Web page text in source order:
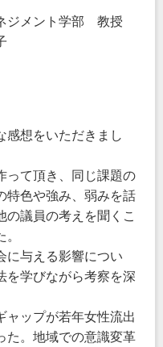
ジメント学部 教授
感想をいただきまし
って頂き、同じ課題の
特色や強み、弱みを話
議員の考えを聞くこ
に与える影響につい
を学びながら考察を深
ャップが若年女性流出
た。地域での意識変革